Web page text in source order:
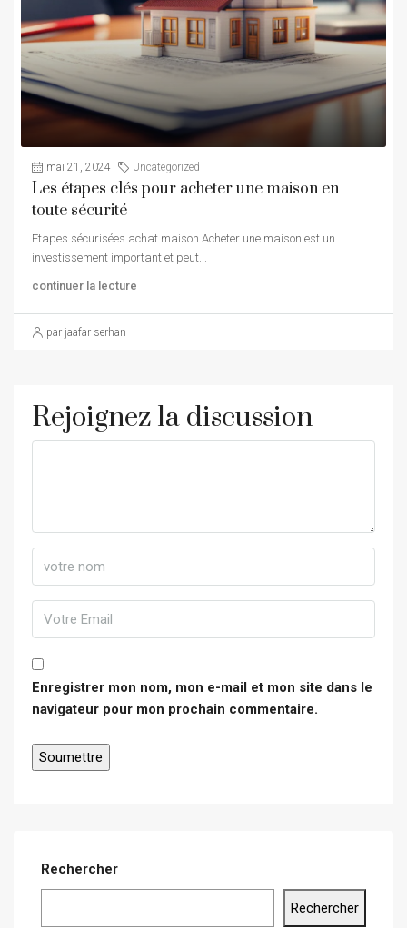
mai 21, 2024 Uncategorized
Les étapes clés pour acheter une maison en
toute sécurité
Etapes sécurisées achat maison Acheter une maison est un
investissement important et peut...
continuer la lecture
par jaafar serhan
Rejoignez la discussion
Enregistrer mon nom, mon e-mail et mon site dans le
navigateur pour mon prochain commentaire.
Rechercher
Rechercher